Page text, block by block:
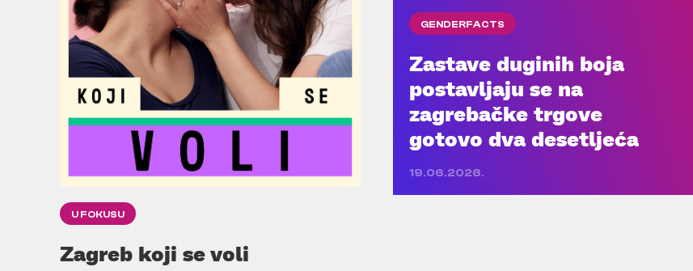
U FOKUSU
Zagreb koji se voli
GENDERFACTS
Zastave duginih boja
postavljaju se na
zagrebačke trgove
gotovo dva desetljeća
19.06.2026.